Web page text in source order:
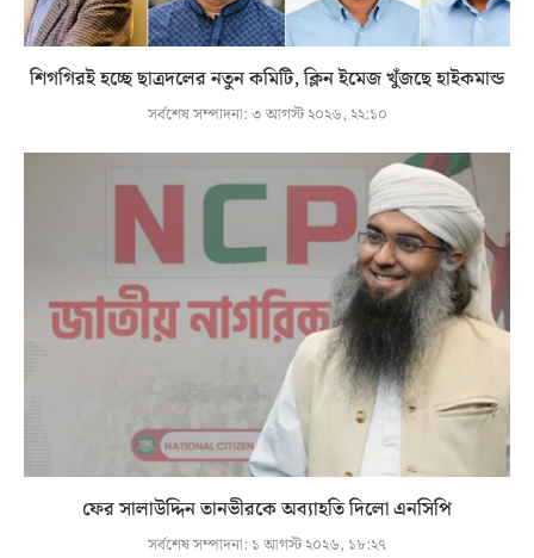
শিগগিরই হচ্ছে ছাত্রদলের নতুন কমিটি, ক্লিন ইমেজ খুঁজছে হাইকমান্ড
সর্বশেষ সম্পাদনা:৩ আগস্ট ২০২৬, ২২:১০
ফের সালাউদ্দিন তানভীরকে অব্যাহতি দিলো এনসিপি
সর্বশেষ সম্পাদনা: ১ আগস্ট ২০২৬, ১৮:২৭